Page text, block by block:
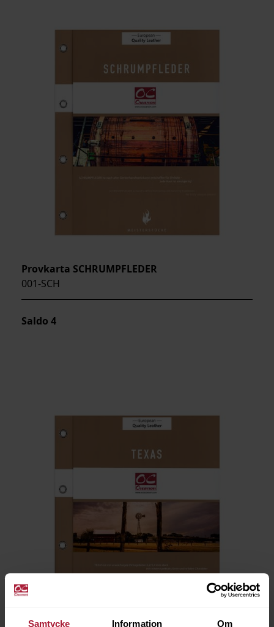
Samtycke Information Om
Provkarta SCHRUMPFLEDER
001-SCH
Saldo 4